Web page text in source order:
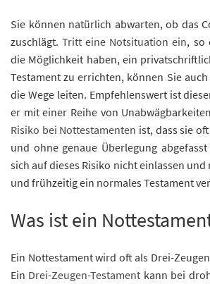
Sie können natürlich abwarten, ob das
zuschlägt.Tritt eine Notsituation ein, so
die Möglichkeit haben, ein
Testament zu errichten, können Sie
die Wege leiten. Empfehlenswert ist
er mit einer Reihe von
Risiko bei Nottestamenten ist, dass sie
und ohne genaue Überlegung
sich auf dieses Risiko nicht einlassen
und frühzeitig ein normales Testament
Was ist ein
Ein Nottestament wird oft als Drei-
Ein Drei-Zeugen-Testament kann bei